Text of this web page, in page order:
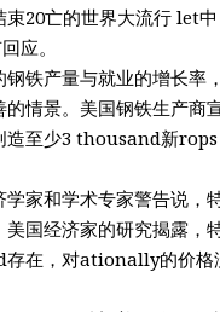
束20亡的世界大流行 let
应。
钢铁产量与就业的增长率
的情景。美国钢铁生产商
造至少3 thousand新
学家和学术专家警告说，
国经济家的研究揭露，
在，对ationally的价格